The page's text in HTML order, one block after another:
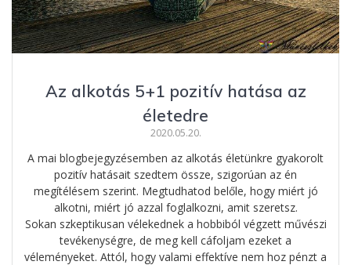
Az alkotás 5+1 pozitív hatása az
életedre
2020.05.20.
A mai blogbejegyzésemben az alkotás életünkre gyakorolt
pozitív hatásait szedtem össze, szigorúan az én
megítélésem szerint. Megtudhatod belőle, hogy miért jó
alkotni, miért jó azzal foglalkozni, amit szeretsz.
Sokan szkeptikusan vélekednek a hobbiból végzett művészi
tevékenységre, de meg kell cáfoljam ezeket a
véleményeket. Attól, hogy valami effektíve nem hoz pénzt a